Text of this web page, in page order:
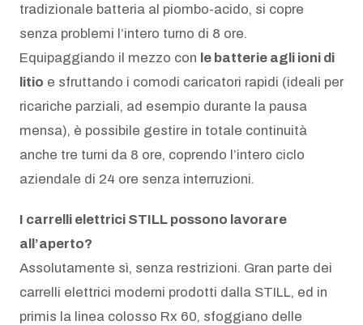
tradizionale batteria al piombo-acido, si copre
senza problemi l’intero turno di 8 ore.
Equipaggiando il mezzo con le batterie agli ioni di
litio e sfruttando i comodi caricatori rapidi (ideali per
ricariche parziali, ad esempio durante la pausa
mensa), è possibile gestire in totale continuità
anche tre turni da 8 ore, coprendo l’intero ciclo
aziendale di 24 ore senza interruzioni.
I carrelli elettrici STILL possono lavorare
all’aperto?
Assolutamente sì, senza restrizioni. Gran parte dei
carrelli elettrici moderni prodotti dalla STILL, ed in
primis la linea colosso Rx 60, sfoggiano delle